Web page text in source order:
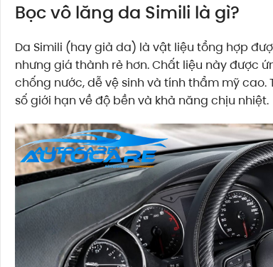
Bọc vô lăng da Simili là gì?
Da Simili (hay giả da) là vật liệu tổng hợp
nhưng giá thành rẻ hơn. Chất liệu này được
chống nước, dễ vệ sinh và tính thẩm mỹ
số giới hạn về độ bền và khả năng chịu nhiệt.